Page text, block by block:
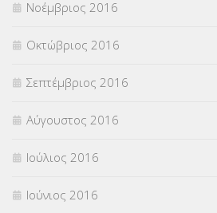
Νοέμβριος 2016
Οκτώβριος 2016
Σεπτέμβριος 2016
Αύγουστος 2016
Ιούλιος 2016
Ιούνιος 2016